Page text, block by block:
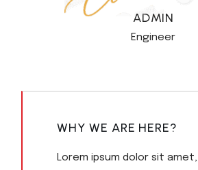
ADMIN
Engineer
WHY WE ARE HERE?
Lorem ipsum dolor sit amet,